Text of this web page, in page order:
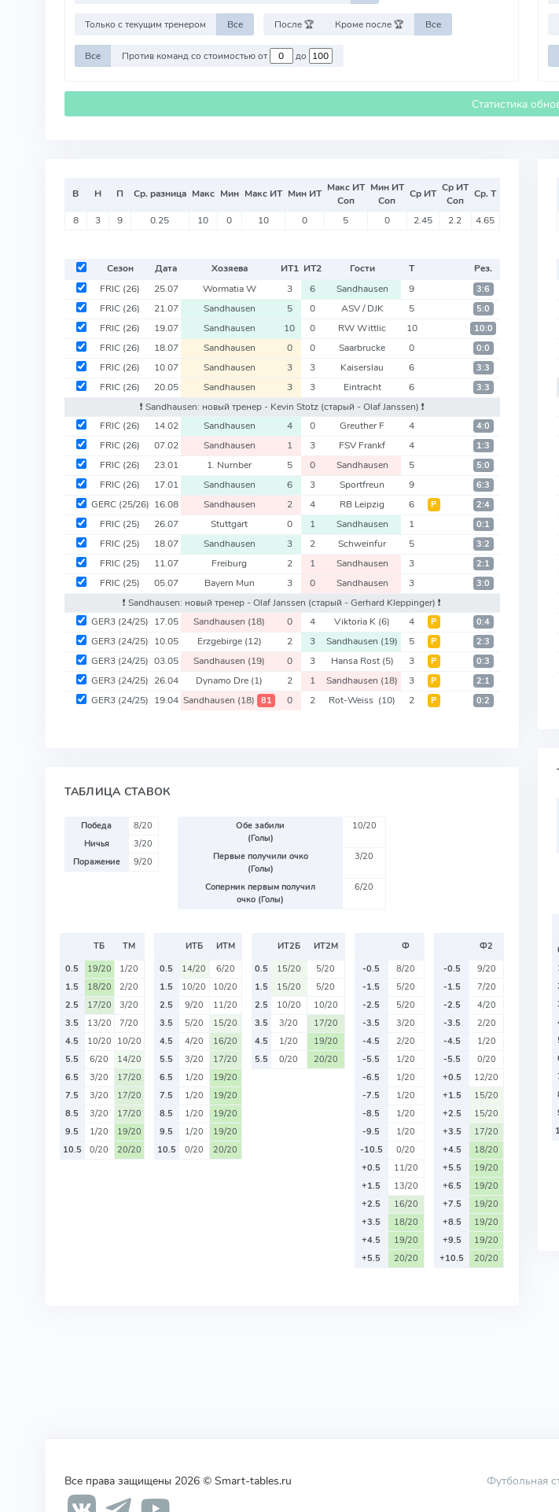
Только с текущим тренером Все После 🏆 Кроме после 🏆 Все
Все Против команд со стоимостью от до
Статистика
В Н П Ср. разница Макс Мин Макс ИТ Мин ИТ Макс ИТ
Соп
Мин ИТ
Соп
Ср ИТ Ср ИТ
Соп
Ср. Т
8 3 9 0.25 10 0 10 0 5 0 2.45 2.2 4.65
Сезон Дата Хозяева ИТ1 ИТ2 Гости Т
Рез.
FRIC (26) 25.07 Wormatia W 3 6 Sandhausen 9 3:6
FRIC (26) 21.07 Sandhausen 5 0 ASV / DJK 5 5:0
FRIC (26) 19.07 Sandhausen 10 0 RW Wittlic 10 10:0
FRIC (26) 18.07 Sandhausen 0 0 Saarbrucke 0 0:0
FRIC (26) 10.07 Sandhausen 3 3 Kaiserslau 6 3:3
FRIC (26) 20.05 Sandhausen 3 3 Eintracht 6 3:3
❗️ Sandhausen: новый тренер - Kevin Stotz (старый - Olaf Janssen) ❗️
FRIC (26) 14.02 Sandhausen 4 0 Greuther F 4 4:0
FRIC (26) 07.02 Sandhausen 1 3 FSV Frankf 4 1:3
FRIC (26) 23.01 1. Nurnber 5 0 Sandhausen 5 5:0
FRIC (26) 17.01 Sandhausen 6 3 Sportfreun 9 6:3
GERC (25/26) 16.08 Sandhausen 2 4 RB Leipzig 6 Р 2:4
FRIC (25) 26.07 Stuttgart 0 1 Sandhausen 1 0:1
FRIC (25) 18.07 Sandhausen 3 2 Schweinfur 5 3:2
FRIC (25) 11.07 Freiburg 2 1 Sandhausen 3 2:1
FRIC (25) 05.07 Bayern Mun 3 0 Sandhausen 3 3:0
❗️ Sandhausen: новый тренер - Olaf Janssen (старый - Gerhard Kleppinger) ❗️
GER3 (24/25) 17.05 Sandhausen (18) 0 4 Viktoria K (6) 4 Р 0:4
GER3 (24/25) 10.05 Erzgebirge (12) 2 3 Sandhausen (19) 5 Р 2:3
GER3 (24/25) 03.05 Sandhausen (19) 0 3 Hansa Rost (5) 3 Р 0:3
GER3 (24/25) 26.04 Dynamo Dre (1) 2 1 Sandhausen (18) 3 Р 2:1
GER3 (24/25) 19.04 Sandhausen (18) 81 0 2 Rot-Weiss (10) 2 Р 0:2
ТАБЛИЦА СТАВОК
Победа
8/20
Ничья
3/20
Поражение
9/20
Обе забили
(Голы)
10/20
Первые получили очко
(Голы)
3/20
Соперник первым получил
очко (Голы)
6/20
ТБ
ТМ
0.5
19/20
1/20
1.5
18/20
2/20
2.5
17/20
3/20
3.5
13/20
7/20
4.5
10/20 10/20
5.5
6/20
14/20
6.5
3/20
17/20
7.5
3/20
17/20
8.5
3/20
17/20
9.5
1/20
19/20
10.5
0/20 20/20
ИТБ
ИТМ
0.5
14/20
6/20
1.5
10/20
10/20
2.5
9/20
11/20
3.5
5/20
15/20
4.5
4/20
16/20
5.5
3/20
17/20
6.5
1/20
19/20
7.5
1/20
19/20
8.5
1/20
19/20
9.5
1/20
19/20
10.5
0/20 20/20
ИТ2Б
ИТ2М
0.5
15/20
5/20
1.5
15/20
5/20
2.5
10/20
10/20
3.5
3/20
17/20
4.5
1/20
19/20
5.5
0/20 20/20
Ф
-0.5
8/20
-1.5
5/20
-2.5
5/20
-3.5
3/20
-4.5
2/20
-5.5
1/20
-6.5
1/20
-7.5
1/20
-8.5
1/20
-9.5
1/20
-10.5
0/20
+0.5
11/20
+1.5
13/20
+2.5
16/20
+3.5
18/20
+4.5
19/20
+5.5
20/20
Ф2
-0.5
9/20
-1.5
7/20
-2.5
4/20
-3.5
2/20
-4.5
1/20
-5.5
0/20
+0.5
12/20
+1.5
15/20
+2.5
15/20
+3.5
17/20
+4.5
18/20
+5.5
19/20
+6.5
19/20
+7.5
19/20
+8.5
19/20
+9.5
19/20
+10.5
20/20
Все права защищены 2026 © Smart-tables.ru Футбольная